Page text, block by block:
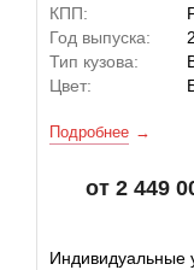
КПП:
Год выпуска:
Тип кузова:
Цвет:
Подробнее
от 2 449
Индивидуальные